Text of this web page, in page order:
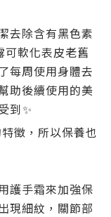
去除含有黑色素
可軟化表皮老舊
每周使用身體去
助後續使用的美
到✨
徵，所以保養也
護手霜來加強保
現細紋，關節部